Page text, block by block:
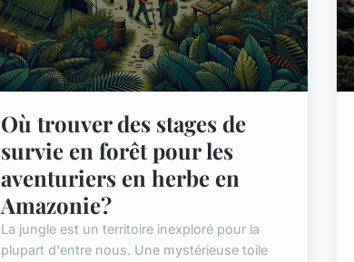
Où trouver des stages de
survie en forêt pour les
aventuriers en herbe en
Amazonie?
La jungle est un territoire inexploré pour la
plupart d'entre nous. Une mystérieuse toile